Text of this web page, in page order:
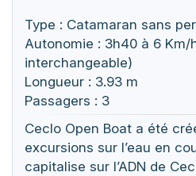
Type : Catamaran sans
Autonomie : 3h40 à 6 Km/
interchangeable)
Longueur : 3.93 m
Passagers : 3
Ceclo Open Boat a été
excursions sur l’eau en
capitalise sur l’ADN de